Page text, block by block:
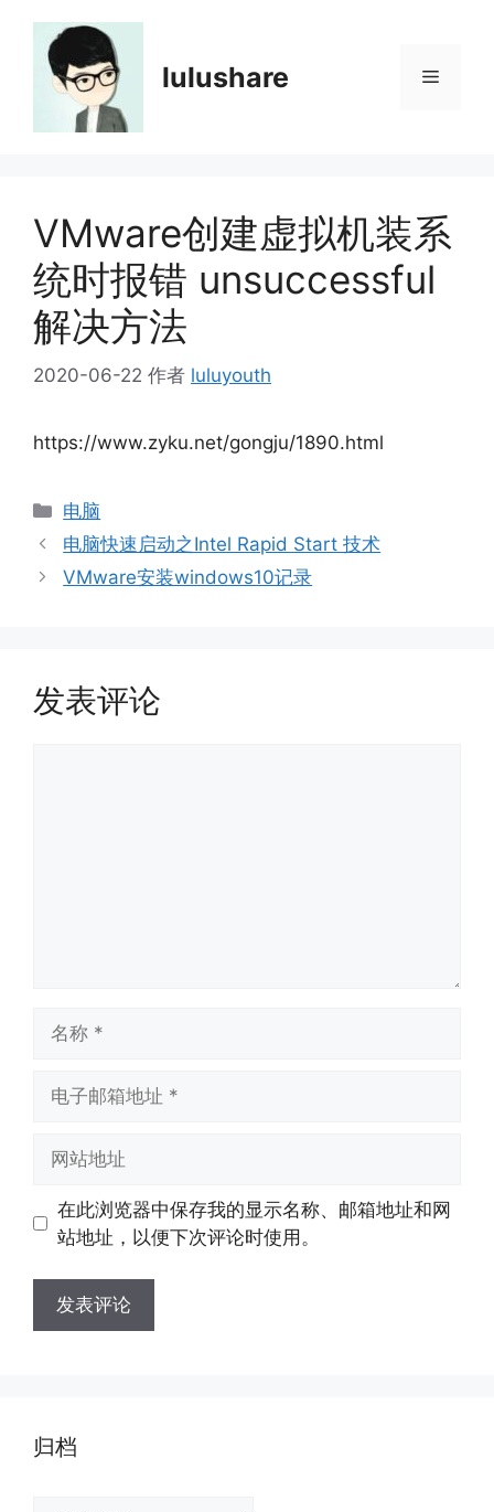
lulushare 菜
VMware创建虚拟机装系
统时报错 unsuccessful
解决方法
2020-06-22 作者 luluyouth
https://www.zyku.net/gongju/1890.html
分
类
电脑
电脑快速启动之Intel Rapid Start 技术
VMware安装windows10记录
发表评论
址
址
在此浏览器中保存我的显示名称、邮箱地址和网
站地址，以便下次评论时使用。
归档